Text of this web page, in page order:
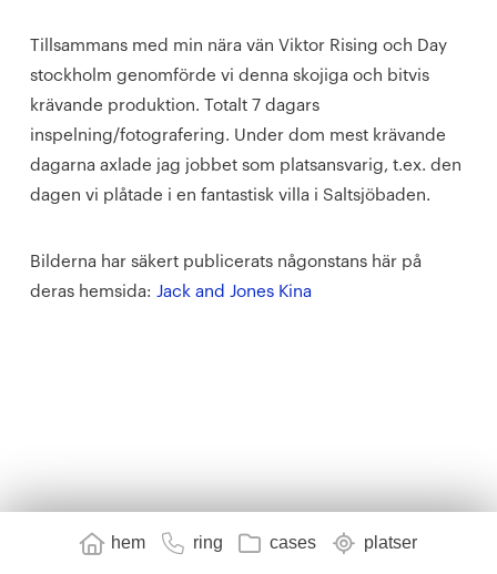
hem ring cases platser
Tillsammans med min nära vän Viktor Rising och Day
stockholm genomförde vi denna skojiga och bitvis
krävande produktion. Totalt 7 dagars
inspelning/fotografering. Under dom mest krävande
dagarna axlade jag jobbet som platsansvarig, t.ex. den
dagen vi plåtade i en fantastisk villa i Saltsjöbaden.
Bilderna har säkert publicerats någonstans här på
deras hemsida: Jack and Jones Kina